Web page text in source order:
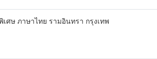
ศษ ภาษาไทย รามอินทรา กรุงเทพ